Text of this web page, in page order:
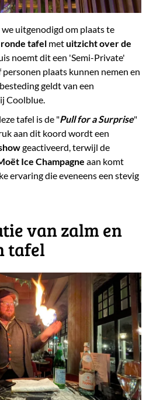
uitgenodigd om plaats te
tafel metuitzicht over de
noemt dit een 'Semi-Private'
plaats kunnen nemen en
geldt van een
Coolblue.
tafel is de "Pull for a Surprise"
aan dit koord wordt een
geactiveerd, terwijl de
Ice Champagne aan komt
ervaring die eveneens een stevig
van zalm en
tafel